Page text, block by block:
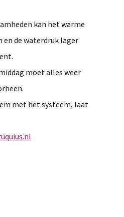
kan het warme
de waterdruk lager
moet alles weer
met het systeem, laat